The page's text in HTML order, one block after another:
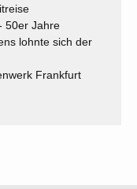
50er Jahre
lohnte sich der
Frankfurt